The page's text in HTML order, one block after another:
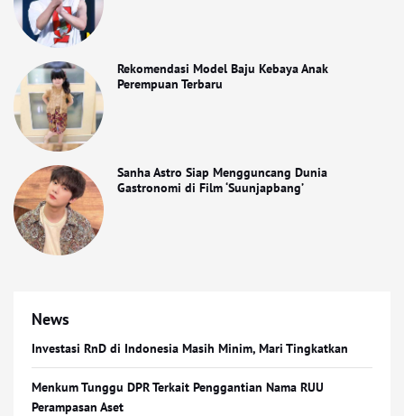
Rekomendasi Model Baju Kebaya Anak
Perempuan Terbaru
Sanha Astro Siap Mengguncang Dunia
Gastronomi di Film ‘Suunjapbang’
News
Investasi RnD di Indonesia Masih Minim, Mari Tingkatkan
Menkum Tunggu DPR Terkait Penggantian Nama RUU
Perampasan Aset